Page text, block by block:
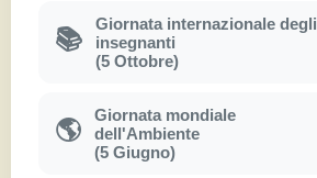
📚
Giornata internazionale degli
insegnanti
(5 Ottobre)
🌎
Giornata mondiale
dell'Ambiente
(5 Giugno)